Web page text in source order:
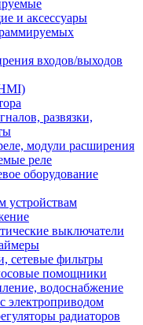
и аксессуары
входов/выходов
развязки,
модули расширения
реле
оборудование
устройствам
выключатели
сетевые фильтры
помощники
водоснабжение
электроприводом
радиаторов